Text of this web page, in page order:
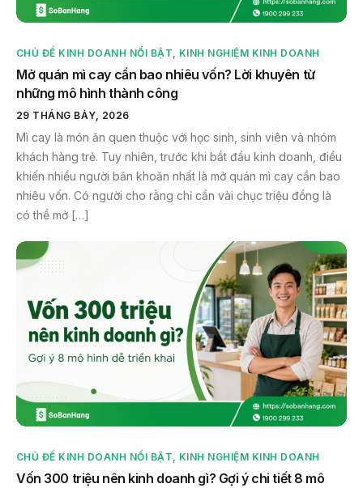
CHỦ ĐỀ KINH DOANH NỔI BẬT, KINH NGHIỆM KINH DOANH
Mở quán mì cay cần bao nhiêu vốn? Lời khuyên từ
những mô hình thành công
29 THÁNG BẢY, 2026
Mì cay là món ăn quen thuộc với học sinh, sinh viên và nhóm
khách hàng trẻ. Tuy nhiên, trước khi bắt đầu kinh doanh, điều
khiến nhiều người băn khoăn nhất là mở quán mì cay cần bao
nhiêu vốn. Có người cho rằng chỉ cần vài chục triệu đồng là
có thể mở […]
CHỦ ĐỀ KINH DOANH NỔI BẬT, KINH NGHIỆM KINH DOANH
Vốn 300 triệu nên kinh doanh gì? Gợi ý chi tiết 8 mô